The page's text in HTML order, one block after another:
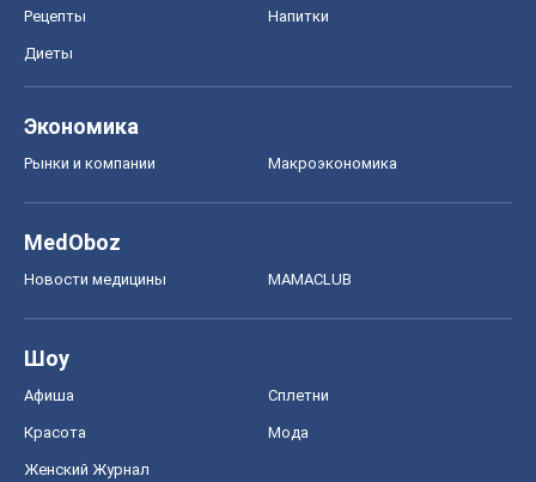
Рецепты Напитки
Диеты
Экономика
Рынки и компании Mакроэкономика
MedOboz
Новости медицины MAMACLUB
Шоу
Афиша Сплетни
Красота Мода
Женский Журнал